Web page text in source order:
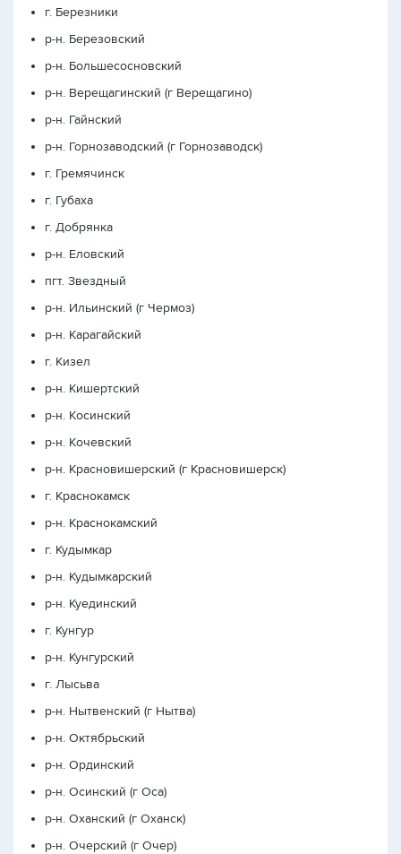
г. Березники
р-н. Березовский
р-н. Большесосновский
р-н. Верещагинский (г Верещагино)
р-н. Гайнский
р-н. Горнозаводский (г Горнозаводск)
г. Гремячинск
г. Губаха
г. Добрянка
р-н. Еловский
пгт. Звездный
р-н. Ильинский (г Чермоз)
р-н. Карагайский
г. Кизел
р-н. Кишертский
р-н. Косинский
р-н. Кочевский
р-н. Красновишерский (г Красновишерск)
г. Краснокамск
р-н. Краснокамский
г. Кудымкар
р-н. Кудымкарский
р-н. Куединский
г. Кунгур
р-н. Кунгурский
г. Лысьва
р-н. Нытвенский (г Нытва)
р-н. Октябрьский
р-н. Ординский
р-н. Осинский (г Оса)
р-н. Оханский (г Оханск)
р-н. Очерский (г Очер)